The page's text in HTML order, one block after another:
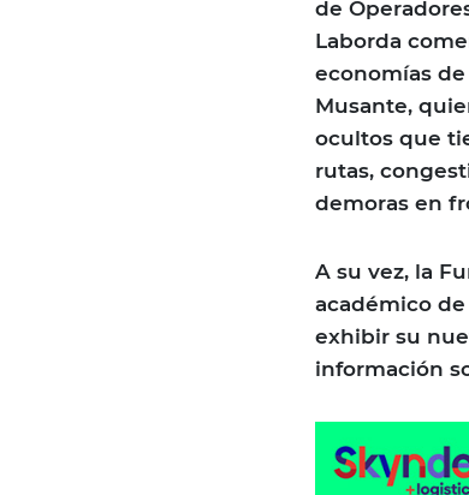
de
Laborda
economías
Musante,
ocultos que
rutas,
demoras en
A su vez, la
académico
exhibir su
información